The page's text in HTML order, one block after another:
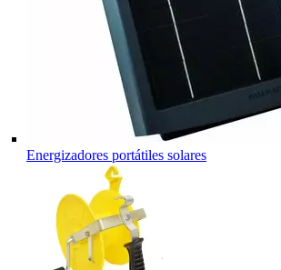
Energizadores portátiles solares